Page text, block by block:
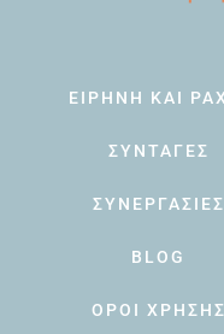
ΕΙΡΗΝΗ ΚΑΙ
ΣΥΝΤΑΓΕΣ
ΣΥΝΕΡΓΑΣΙΕΣ
BLOG
ΟΡΟΙ ΧΡΗΣΗΣ